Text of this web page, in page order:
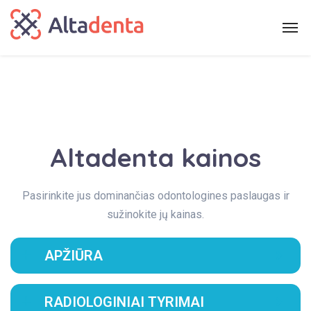
Altadenta kainos
Pasirinkite jus dominančias odontologines paslaugas ir
sužinokite jų kainas.
APŽIŪRA
RADIOLOGINIAI TYRIMAI